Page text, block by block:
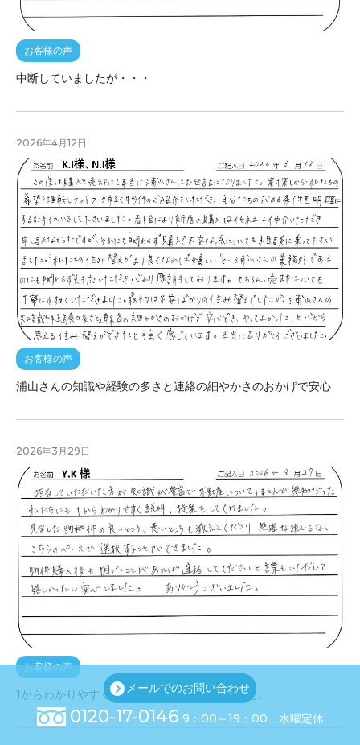
メールでのお問い合わせ
0120-17-0146 9：00～19：00 水曜定休
お客様の声
中断していましたが・・・
2026年4月12日
お客様の声
浦山さんの知識や経験の多さと連絡の細やかさのおかげで安心
2026年3月29日
お客様の声
1からわかりやすく説明、提案をしてくれました。